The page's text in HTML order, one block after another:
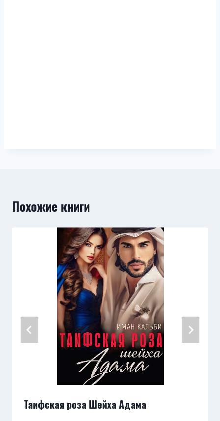
Похожие книги
Таифская роза Шейха Адама